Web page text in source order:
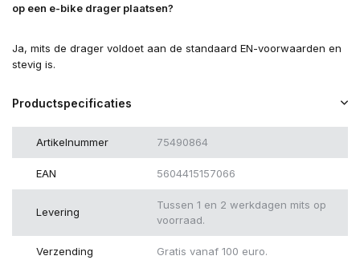
op een e-bike drager plaatsen?
Ja, mits de drager voldoet aan de standaard EN-voorwaarden en
stevig is.
Productspecificaties
Artikelnummer 75490864
EAN 5604415157066
Levering
Tussen 1 en 2 werkdagen mits op
voorraad.
Verzending Gratis vanaf 100 euro.